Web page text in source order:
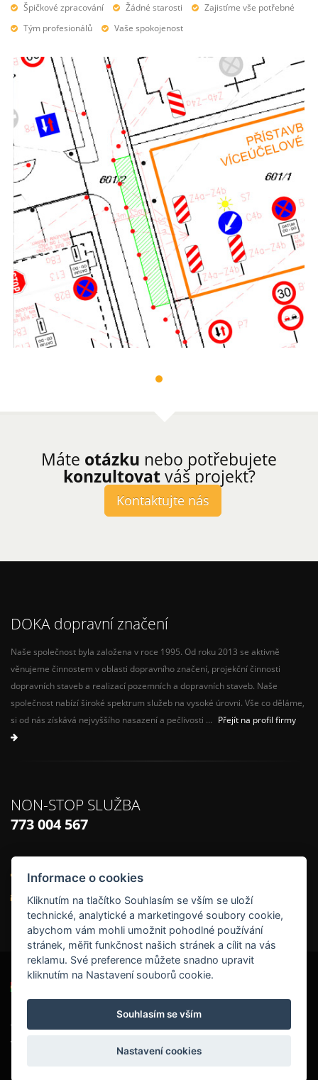
Špičkové zpracování Žádné starosti
Zajistíme vše potřebné
Tým profesionálů
Vaše spokojenost
Máte otázku nebo potřebujete
konzultovatváš projekt?
Kontaktujte nás
DOKA dopravní značení
Naše společnost byla založena v roce 1995. Od roku 2013 se aktivně
věnujeme činnostem v oblasti dopravního značení, projekční činnosti
dopravních staveb a realizací pozemních a dopravních staveb. Naše
společnost nabízí široké spektrum služeb na vysoké úrovni. Vše co děláme,
si od nás získává nejvyššího nasazení a pečlivosti ...
Přejít na profil firmy
NON-STOP SLUŽBA
773 004 567
Zákaznická linka:603 881 905
Email:info@dokadz.cz
© Copyright DOKA
webu:
Informace o cookies
Kliknutím na tlačítko Souhlasím se vším se uloží
technické, analytické a marketingové soubory cookie,
abychom vám mohli umožnit pohodlné používání
stránek, měřit funkčnost našich stránek a cílit na vás
reklamu. Své preference můžete snadno upravit
kliknutím na Nastavení souborů cookie.
Souhlasím se vším
Nastavení cookies